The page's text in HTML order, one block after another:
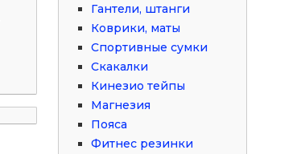
Гантели, штанги
Коврики, маты
Спортивные сумки
Скакалки
Кинезио тейпы
Магнезия
Пояса
Фитнес резинки